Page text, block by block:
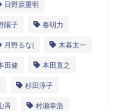
日野原重明
陽子 春明力
月野るな( 木暮太一
田健 本田直之
杉田淳子
斉 村瀬幸浩